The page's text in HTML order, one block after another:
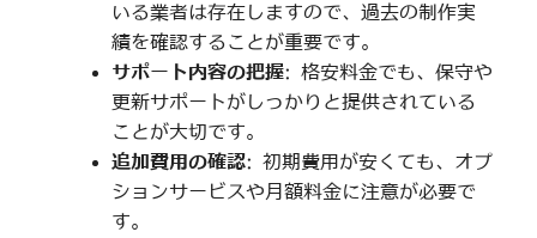
いる業者は存在しますので、過去の制作実
績を確認することが重要です。
サポート内容の把握: 格安料金でも、保守や
更新サポートがしっかりと提供されている
ことが大切です。
追加費用の確認: 初期費用が安くても、オプ
ションサービスや月額料金に注意が必要で
す。